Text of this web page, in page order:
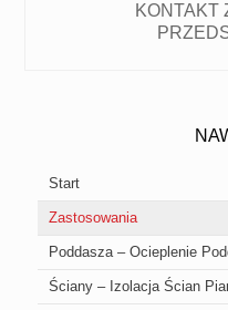
KONTAKT
Start
Zastosowania
Poddasza – Ocieplenie
Ściany – Izolacja Ścian